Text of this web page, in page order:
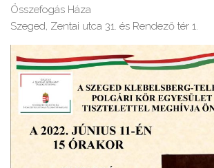
Összefogás Háza
Szeged, Zentai utca 31. és Rendező tér 1.